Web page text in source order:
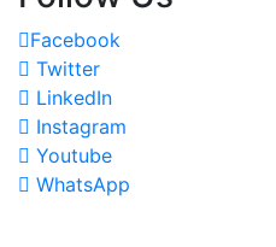
Facebook
Twitter
LinkedIn
Instagram
Youtube
WhatsApp